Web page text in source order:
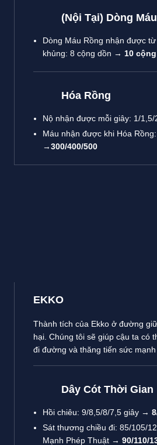
(Nội Tại) Dòng
Dòng Máu Rồng nhận được
khủng: 8 cộng dồn → 10
Hóa Rồng
Nộ nhận được mỗi giây: 1/
Máu nhận được khi Hóa
→300/400/500
EKKO
Thành tích của Ekko ở đường
hại. Chúng tôi sẽ giúp cậu ta có
đi đường và thăng tiến sức mạnh
Dây Cót Thời Gian
Hồi chiêu: 9/8,5/8/7,5 giây →
Sát thương chiều đi: 85/105/
Mạnh Phép Thuật → 90/110/